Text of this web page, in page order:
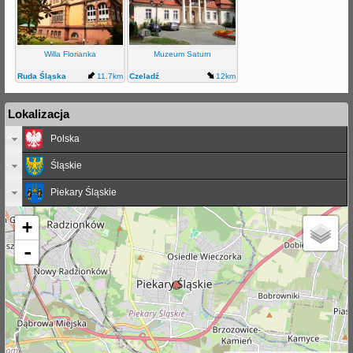
Willa Florianka
Ruda Śląska 11.7km
Muzeum Saturn
Czeladź 12km
Lokalizacja
Polska
Śląskie
Piekary Śląskie
+
-